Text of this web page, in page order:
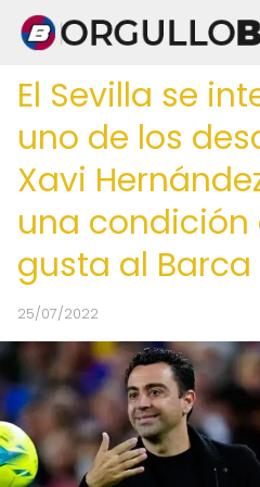
El Sevilla se
uno de los
Xavi
una condición
gusta al Barca
25/07/2022